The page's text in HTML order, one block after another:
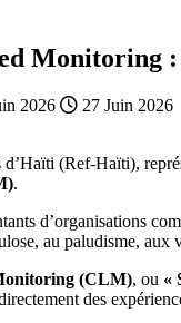
Monitoring :
2026 27 Juin 2026
d’Haïti (Ref-Haïti),
.
d’organisations
au paludisme, aux
(CLM), ou «
des